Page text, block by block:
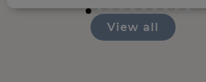
View all